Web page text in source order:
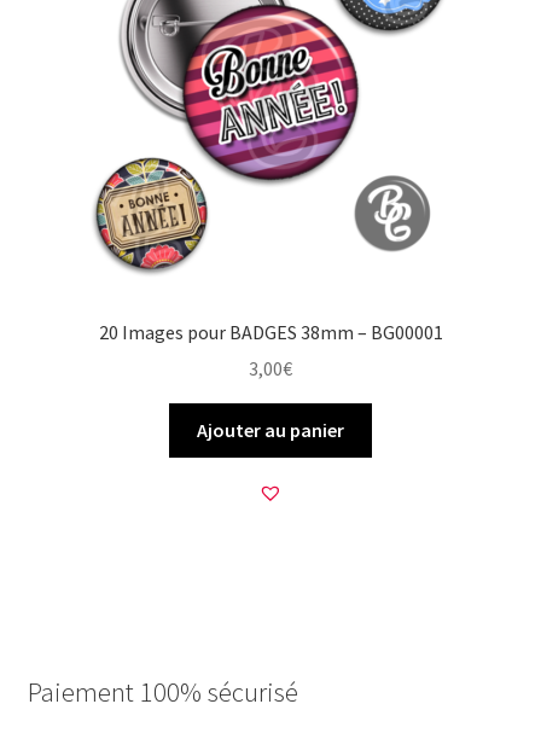
20 Images pour BADGES 38mm – BG00001
3,00€
Ajouter au panier
Paiement 100% sécurisé